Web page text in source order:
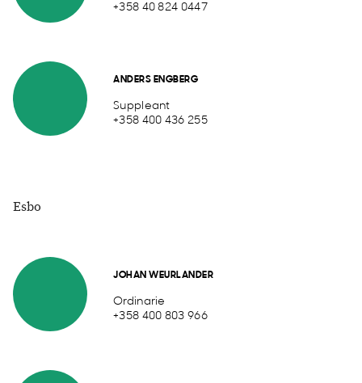
+358 40 824 0447
ANDERS ENGBERG
Suppleant
+358 400 436 255
Esbo
JOHAN WEURLANDER
Ordinarie
+358 400 803 966